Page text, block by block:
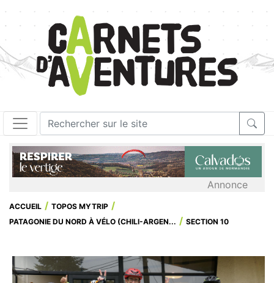
Annonce
ACCUEIL
TOPOS MYTRIP
PATAGONIE DU NORD À VÉLO (CHILI-ARGEN...
SECTION 10